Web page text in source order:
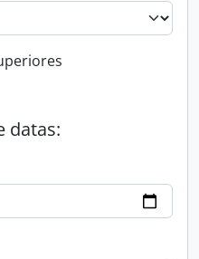
nível superior
datas: